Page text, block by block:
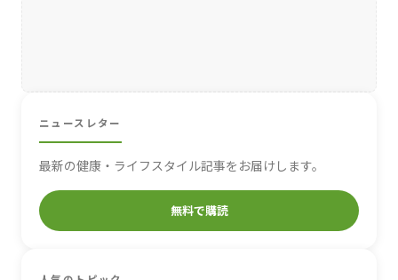
ニュースレター
最新の健康・ライフスタイル記事をお届けします。
無料で購読